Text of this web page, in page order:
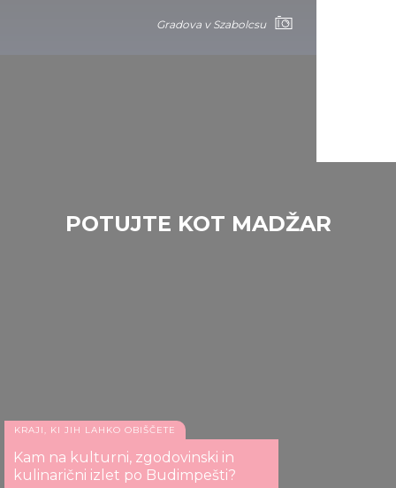
Gradova v Szabolcsu
POTUJTE KOT MADŽAR
KRAJI, KI JIH LAHKO OBIŠČETE
Kam na kulturni, zgodovinski in
kulinarični izlet po Budimpešti?